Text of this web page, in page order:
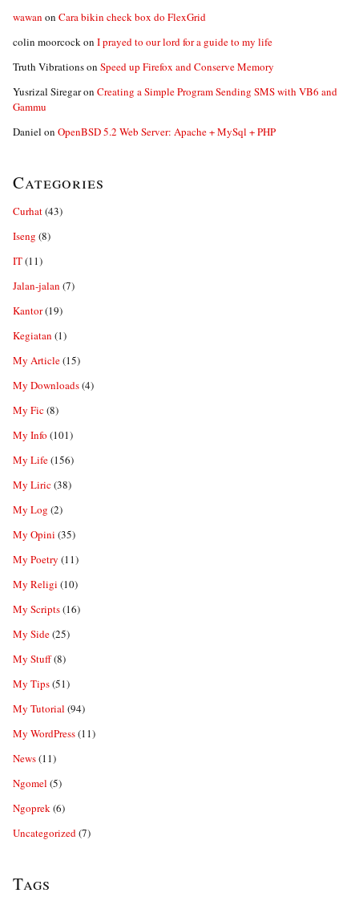
wawan on Cara bikin check box do FlexGrid
colin moorcockon I prayed to our lord for a guide to my life
Truth Vibrationson Speed up Firefox and Conserve Memory
Yusrizal Siregaron Creating a Simple Program Sending SMS with VB6 and
Gammu
Daniel on OpenBSD 5.2 Web Server: Apache + MySql + PHP
Categories
Curhat(43)
Iseng (8)
IT(11)
Jalan-jalan (7)
Kantor(19)
Kegiatan (1)
My Article(15)
My Downloads(4)
My Fic(8)
My Info (101)
My Life(156)
My Liric(38)
My Log (2)
My Opini (35)
My Poetry (11)
My Religi (10)
My Scripts(16)
My Side(25)
My Stuff(8)
My Tips(51)
My Tutorial (94)
My WordPress(11)
News(11)
Ngomel (5)
Ngoprek(6)
Uncategorized(7)
Tags